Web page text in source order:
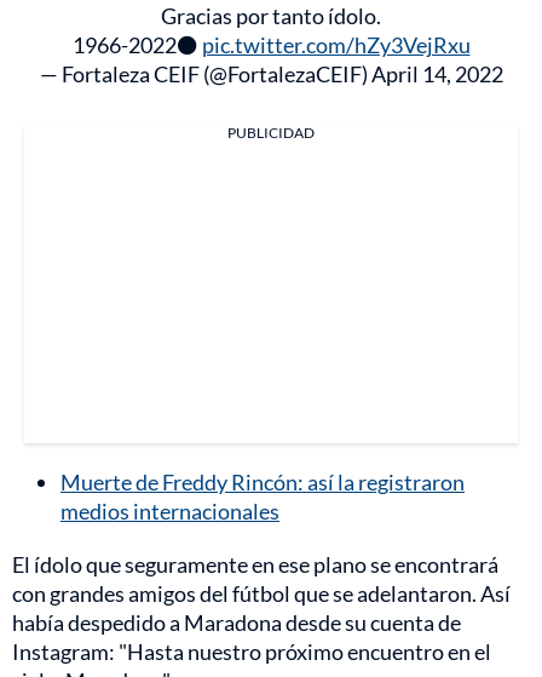
Gracias por tanto ídolo.
1966-2022⚫️ pic.twitter.com/hZy3VejRxu
— Fortaleza CEIF (@FortalezaCEIF)April 14, 2022
PUBLICIDAD
Muerte de Freddy Rincón: así la registraron
medios internacionales
El ídolo que seguramente en ese plano se encontrará
con grandes amigos del fútbol que se adelantaron. Así
había despedido a Maradona desde su cuenta de
Instagram: "Hasta nuestro próximo encuentro en el